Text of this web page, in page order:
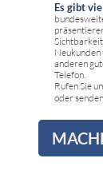
Es gibt
anderen
Telefon.
Rufen Sie
oder